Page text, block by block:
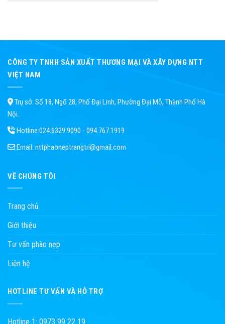
CÔNG TY TNHH SẢN XUẤT THƯƠNG MẠI VÀ XÂY DỰNG NTT
VIỆT NAM
Trụ sở: Số 18, Ngõ 28, Phố Đại Linh, Phường Đại Mỗ, Thành Phố Hà
Nội.
Hotline:024.6329.9090 - 094.767.1919
Email: nttphaoneptrangtri@gmail.com
VỀ CHÚNG TÔI
Trang chủ
Giới thiệu
Tư vấn phào nẹp
Liên hệ
HOTLINE TƯ VẤN VÀ HỖ TRỢ
Hotline 1: 0973 99 22 19